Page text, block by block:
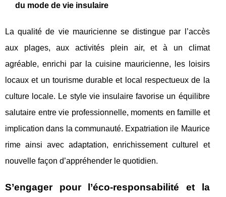
du mode de vie insulaire
La qualité de vie mauricienne se distingue par l’accès
aux plages, aux activités plein air, et à un climat
agréable, enrichi par la cuisine mauricienne, les loisirs
locaux et un tourisme durable et local respectueux de la
culture locale. Le style vie insulaire favorise un équilibre
salutaire entre vie professionnelle, moments en famille et
implication dans la communauté. Expatriation ile Maurice
rime ainsi avec adaptation, enrichissement culturel et
nouvelle façon d’appréhender le quotidien.
S’engager pour l’éco-responsabilité et la